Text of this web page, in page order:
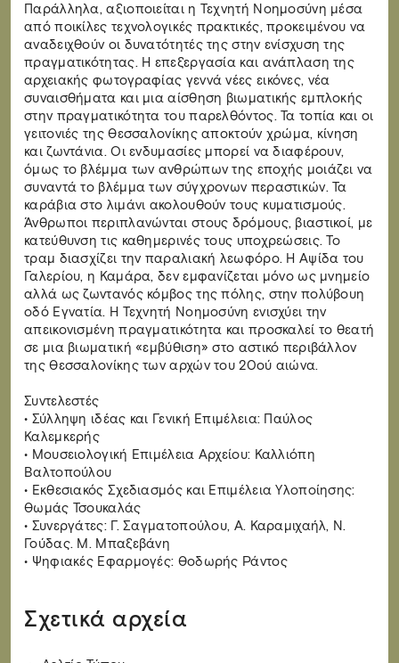
Παράλληλα, αξιοποιείται η Τεχνητή Νοημοσύνη μέσα
από ποικίλες τεχνολογικές πρακτικές, προκειμένου να
αναδειχθούν οι δυνατότητές της στην ενίσχυση της
πραγματικότητας. Η επεξεργασία και ανάπλαση της
αρχειακής φωτογραφίας γεννά νέες εικόνες, νέα
συναισθήματα και μια αίσθηση βιωματικής εμπλοκής
στην πραγματικότητα του παρελθόντος. Τα τοπία και οι
γειτονιές της Θεσσαλονίκης αποκτούν χρώμα, κίνηση
και ζωντάνια. Οι ενδυμασίες μπορεί να διαφέρουν,
όμως το βλέμμα των ανθρώπων της εποχής μοιάζει να
συναντά το βλέμμα των σύγχρονων περαστικών. Τα
καράβια στο λιμάνι ακολουθούν τους κυματισμούς.
Άνθρωποι περιπλανώνται στους δρόμους, βιαστικοί, με
κατεύθυνση τις καθημερινές τους υποχρεώσεις. Το
τραμ διασχίζει την παραλιακή λεωφόρο. Η Αψίδα του
Γαλερίου, η Καμάρα, δεν εμφανίζεται μόνο ως μνημείο
αλλά ως ζωντανός κόμβος της πόλης, στην πολύβουη
οδό Εγνατία. Η Τεχνητή Νοημοσύνη ενισχύει την
απεικονισμένη πραγματικότητα και προσκαλεί το θεατή
σε μια βιωματική «εμβύθιση» στο αστικό περιβάλλον
της Θεσσαλονίκης των αρχών του 20ού αιώνα.
Συντελεστές
• Σύλληψη ιδέας και Γενική Επιμέλεια: Παύλος
Καλεμκερής
• Μουσειολογική Επιμέλεια Αρχείου: Καλλιόπη
Βαλτοπούλου
• Εκθεσιακός Σχεδιασμός και Επιμέλεια Υλοποίησης:
Θωμάς Τσουκαλάς
• Συνεργάτες: Γ. Σαγματοπούλου, Α. Καραμιχαήλ, Ν.
Γούδας. Μ. Μπαξεβάνη
• Ψηφιακές Εφαρμογές: Θοδωρής Ράντος
Σχετικά αρχεία